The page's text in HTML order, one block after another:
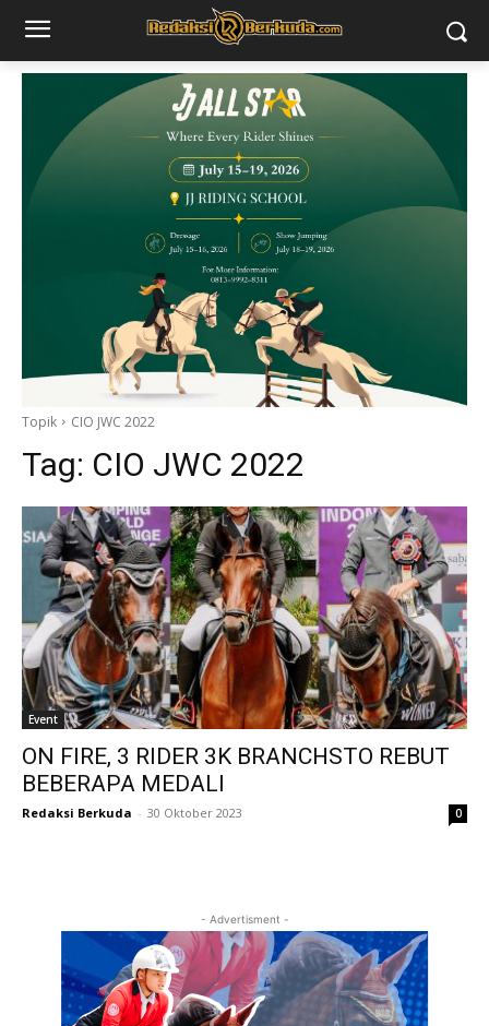
Topik CIO JWC 2022
Tag: CIO JWC 2022
Event
ON FIRE, 3 RIDER 3K BRANCHSTO REBUT
BEBERAPA MEDALI
Redaksi Berkuda - 30 Oktober 2023 0
- Advertisment -